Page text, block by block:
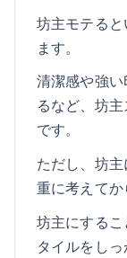
坊主モテる
ます。
清潔感や強
るなど、坊
です。
ただし、坊
重に考えてか
坊主にする
タイルをし